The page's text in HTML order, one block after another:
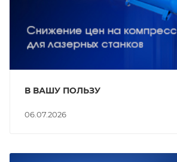
06.07.2026
В ВАШУ ПОЛЬЗУ